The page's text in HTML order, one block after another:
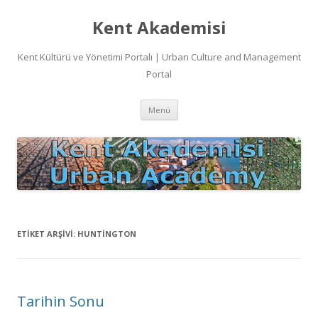
Kent Akademisi
Kent Kültürü ve Yönetimi Portalı | Urban Culture and Management
Portal
Menü İçeriğe
ETIKET ARŞIVI: HUNTINGTON
Tarihin Sonu